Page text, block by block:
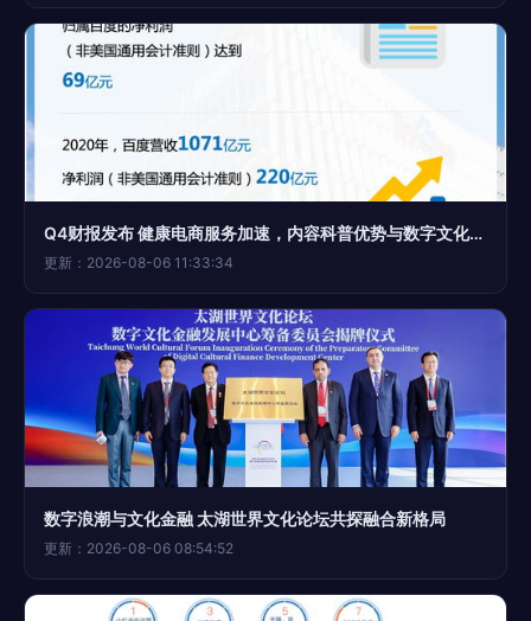
Q4财报发布 健康电商服务加速，内容科普优势与数字文化创意应用双轮驱动
更新：2026-08-06 11:33:34
数字浪潮与文化金融 太湖世界文化论坛共探融合新格局
更新：2026-08-06 08:54:52